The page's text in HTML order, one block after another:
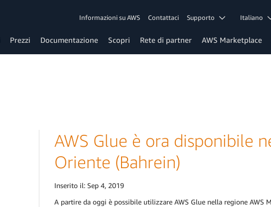
Informazioni su AWS Contattaci Supporto Italiano
Prezzi Documentazione Scopri Rete di partner AWS Marketplace
AWS Glue è ora disponibile
Oriente (Bahrein)
Inserito il: Sep 4, 2019
A partire da oggi è possibile utilizzare AWS Glue nella regione AWS